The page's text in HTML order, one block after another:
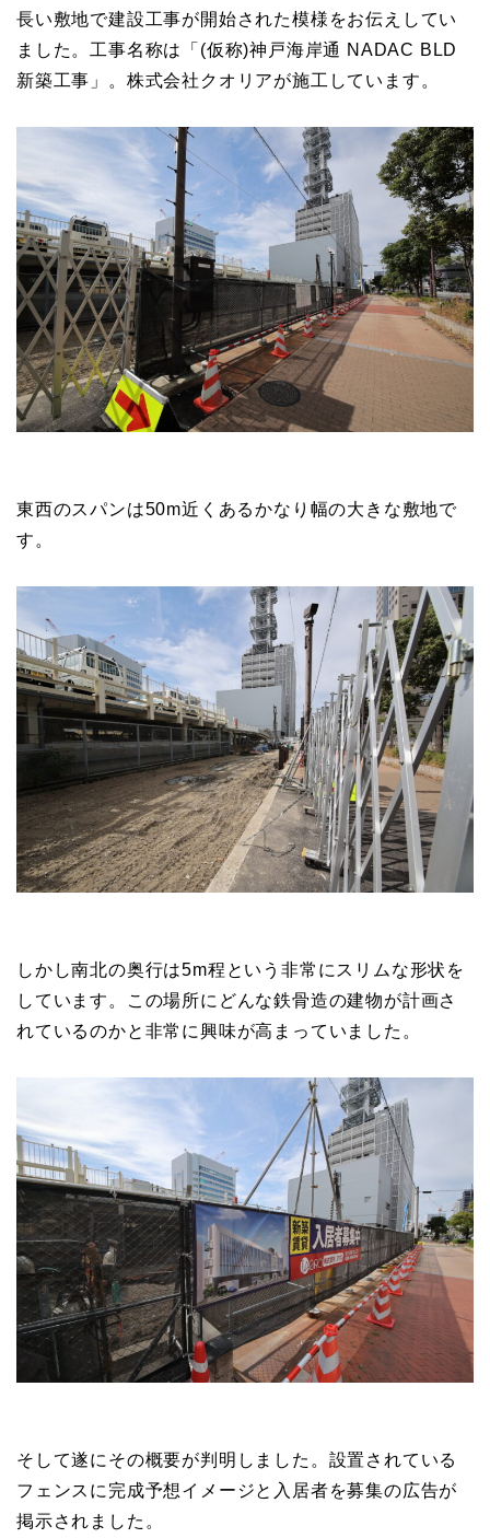
長い敷地で建設工事が開始された模様をお伝えしてい
ました。工事名称は「(仮称)神戸海岸通 NADAC BLD
新築工事」。株式会社クオリアが施工しています。
東西のスパンは50m近くあるかなり幅の大きな敷地で
す。
しかし南北の奥行は5m程という非常にスリムな形状を
しています。この場所にどんな鉄骨造の建物が計画さ
れているのかと非常に興味が高まっていました。
そして遂にその概要が判明しました。設置されている
フェンスに完成予想イメージと入居者を募集の広告が
掲示されました。